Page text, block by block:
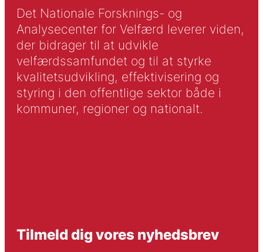
Det Nationale Forsknings- og
Analysecenter for Velfærd leverer viden,
der bidrager til at udvikle
velfærdssamfundet og til at styrke
kvalitetsudvikling, effektivisering og
styring i den offentlige sektor både i
kommuner, regioner og nationalt.
Tilmeld dig vores nyhedsbrev